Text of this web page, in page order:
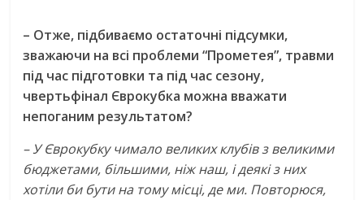
– Отже, підбиваємо остаточні підсумки,
зважаючи на всі проблеми “Прометея”, травми
під час підготовки та під час сезону,
чвертьфінал Єврокубка можна вважати
непоганим результатом?
– У Єврокубку чимало великих клубів з великими
бюджетами, більшими, ніж наш, і деякі з них
хотіли би бути на тому місці, де ми. Повторюся,